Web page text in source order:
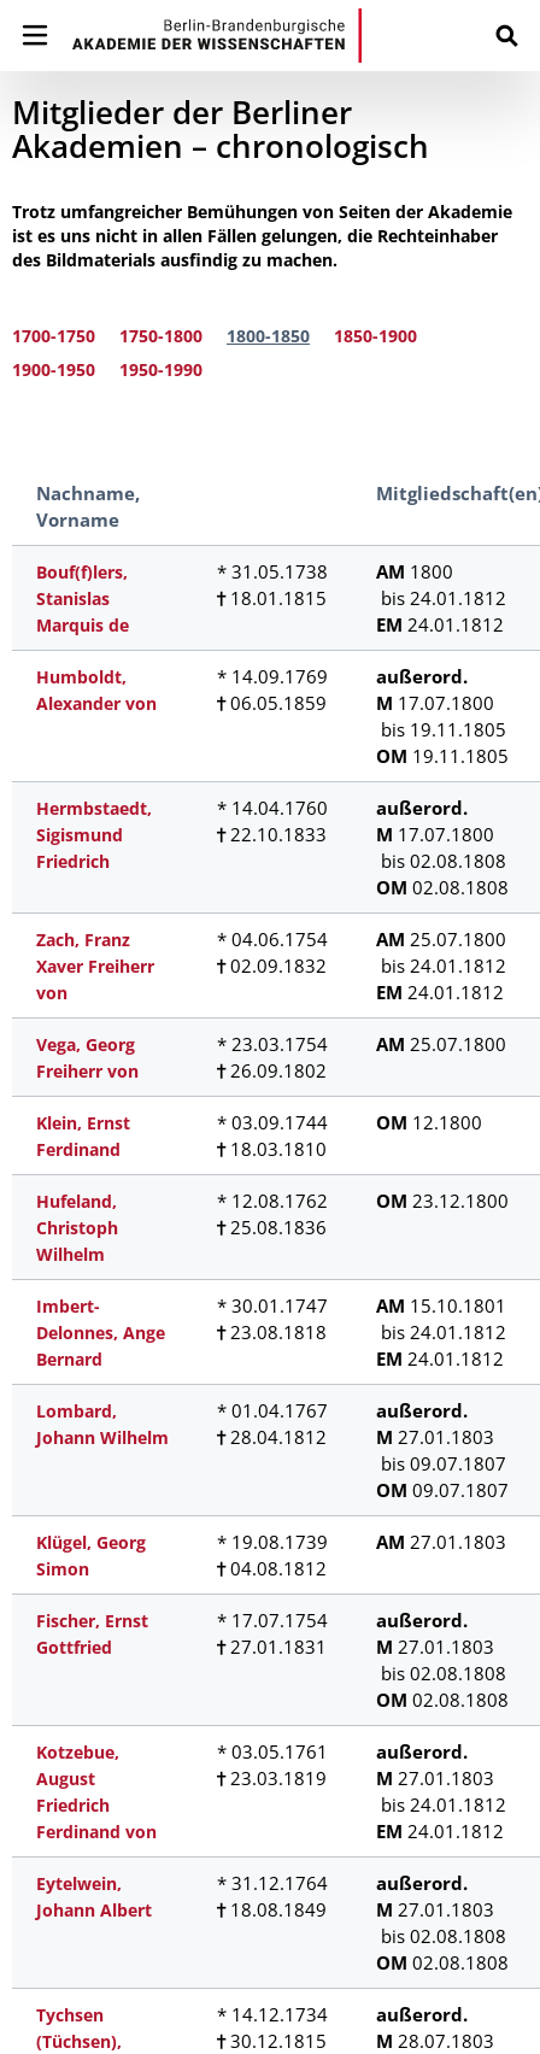
Mitglieder der Berliner
Akademien – chronologisch
Trotz umfangreicher Bemühungen von Seiten der Akademie
ist es uns nicht in allen Fällen gelungen, die Rechteinhaber
des Bildmaterials ausfindig zu machen.
1700-1750 1750-1800 1800-1850
1850-1900
1900-1950
1950-1990
Nachname,
Vorname
Bouf(f)lers,
Stanislas
Marquis de
* 31.05.1738
18.01.1815
AM 1800
bis 24.01.1812
EM 24.01.1812
Humboldt,
Alexander von
* 14.09.1769
06.05.1859
außerord.
M 17.07.1800
bis 19.11.1805
OM 19.11.1805
Hermbstaedt,
Sigismund
Friedrich
* 14.04.1760
22.10.1833
außerord.
M 17.07.1800
bis 02.08.1808
OM 02.08.1808
Zach, Franz
Xaver Freiherr
von
* 04.06.1754
02.09.1832
AM 25.07.1800
bis 24.01.1812
EM 24.01.1812
Vega, Georg
Freiherr von
* 23.03.1754
26.09.1802
AM 25.07.1800
Klein, Ernst
Ferdinand
* 03.09.1744
18.03.1810
OM 12.1800
Hufeland,
Christoph
Wilhelm
* 12.08.1762
25.08.1836
OM 23.12.1800
Imbert-
Delonnes, Ange
Bernard
* 30.01.1747
23.08.1818
AM 15.10.1801
bis 24.01.1812
EM 24.01.1812
Lombard,
Johann Wilhelm
* 01.04.1767
28.04.1812
außerord.
M 27.01.1803
bis 09.07.1807
OM 09.07.1807
Klügel, Georg
Simon
* 19.08.1739
04.08.1812
AM 27.01.1803
Fischer, Ernst
Gottfried
* 17.07.1754
27.01.1831
außerord.
M 27.01.1803
bis 02.08.1808
OM 02.08.1808
Kotzebue,
August
Friedrich
Ferdinand von
* 03.05.1761
23.03.1819
außerord.
M 27.01.1803
bis 24.01.1812
EM 24.01.1812
Eytelwein,
Johann Albert
* 31.12.1764
18.08.1849
außerord.
M 27.01.1803
bis 02.08.1808
OM 02.08.1808
Tychsen
(Tüchsen),
* 14.12.1734
30.12.1815
außerord.
M 28.07.1803